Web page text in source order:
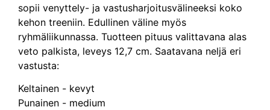
sopii venyttely- ja vastusharjoitusvälineeksi koko
kehon treeniin. Edullinen väline myös
ryhmäliikunnassa. Tuotteen pituus valittavana alas
veto palkista, leveys 12,7 cm. Saatavana neljä eri
vastusta:
Keltainen - kevyt
Punainen - medium